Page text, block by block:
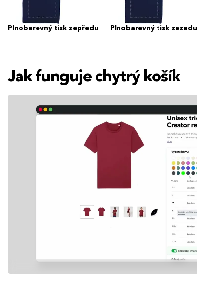
Plnobarevný tisk zepředu Plnobarevný tisk zezadu
Jak funguje chytrý košík